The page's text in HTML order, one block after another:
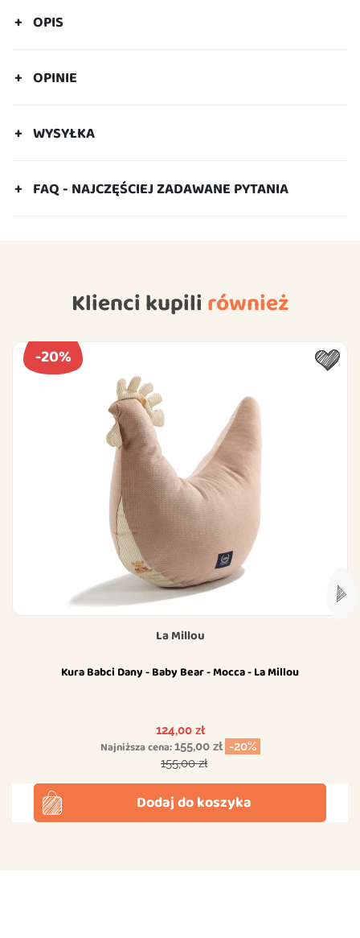
OPIS
OPINIE
WYSYŁKA
FAQ - NAJCZĘŚCIEJ ZADAWANE PYTANIA
Klienci kupili również
La Millou
Kura Babci Dany - Baby Bear - Mocca - La Millou
Cena
124,00 zł
Najniższa cena:155,00 zł -20%
Cena podstawowa
155,00 zł
-20%
Dodaj do koszyka